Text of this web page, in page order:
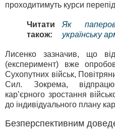
проходитимуть курси
Читати
також:
Як
українську
Лисенко зазначив, що
(експеримент) вже
Сухопутних військ,
Сил. Зокрема,
кар’єрного зростання
до індивідуального плану
Безперспективним